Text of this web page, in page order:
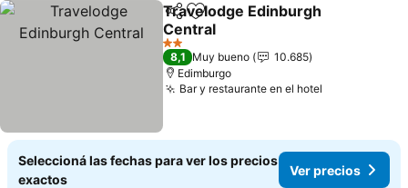
Compartir
Añadir a favoritos
Travelodge Edinburgh
Central
Ver precios
2 Estrellas
8,1 Muy bueno
10.685
Edimburgo
Bar y restaurante en el hotel
Seleccioná las fechas para ver los precios
exactos
Ver precios